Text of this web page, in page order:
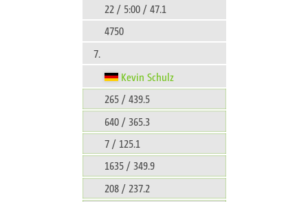
22 / 5:00 / 47.1
4750
7.
Kevin Schulz
265 / 439.5
640 / 365.3
7 / 125.1
1635 / 349.9
208 / 237.2